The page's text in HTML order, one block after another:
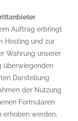
Auftrag erbringt
Hosting und zur
Wahrung unserer
überwiegenden
Darstellung
der Nutzung
Formularen
erhoben werden,